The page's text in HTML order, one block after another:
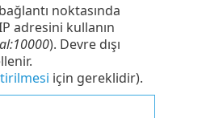
noktasında
adresini kullanın
). Devre dışı
için gereklidir).